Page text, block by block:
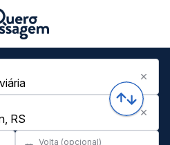
Volta (opcional)